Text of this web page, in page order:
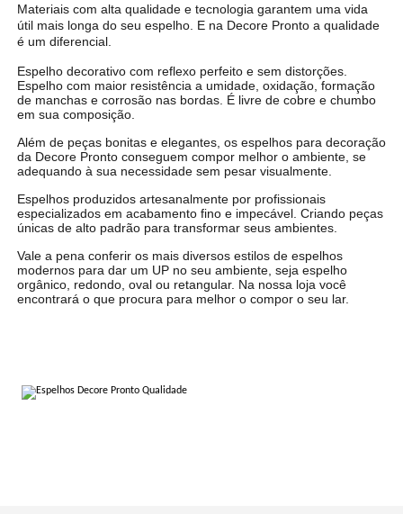
Materiais com alta qualidade e tecnologia garantem uma vida
útil mais longa do seu espelho. E na Decore Pronto a qualidade
é um diferencial.
Espelho decorativo com reflexo perfeito e sem distorções.
Espelho com maior resistência a umidade, oxidação, formação
de manchas e corrosão nas bordas. É livre de cobre e chumbo
em sua composição.
Além de peças bonitas e elegantes, os espelhos para decoração
da Decore Pronto conseguem compor melhor o ambiente, se
adequando à sua necessidade sem pesar visualmente.
Espelhos produzidos artesanalmente por profissionais
especializados em acabamento fino e impecável. Criando peças
únicas de alto padrão para transformar seus ambientes.
Vale a pena conferir os mais diversos estilos de espelhos
modernos para dar um UP no seu ambiente, seja espelho
orgânico, redondo, oval ou retangular. Na nossa loja você
encontrará o que procura para melhor o compor o seu lar.